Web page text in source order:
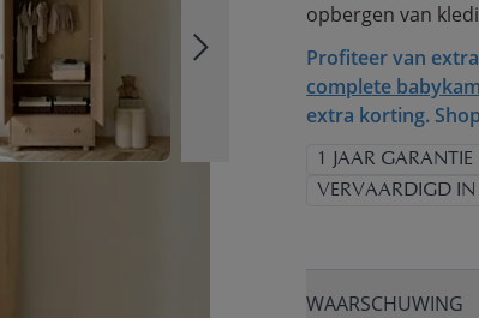
opbergen van
Profiteer van
complete
extra korting.
1 JAAR GARANTIE
VERVAARDIGD IN
WAARSCHUWING